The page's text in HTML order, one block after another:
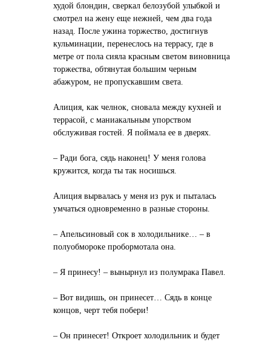
худой блондин, сверкал белозубой улыбкой и
смотрел на жену еще нежней, чем два года
назад. После ужина торжество, достигнув
кульминации, перенеслось на террасу, где в
метре от пола сияла красным светом виновница
торжества, обтянутая большим черным
абажуром, не пропускавшим света.
Алиция, как челнок, сновала между кухней и
террасой, с маниакальным упорством
обслуживая гостей. Я поймала ее в дверях.
– Ради бога, сядь наконец! У меня голова
кружится, когда ты так носишься.
Алиция вырвалась у меня из рук и пыталась
умчаться одновременно в разные стороны.
– Апельсиновый сок в холодильнике… – в
полуобмороке пробормотала она.
– Я принесу! – вынырнул из полумрака Павел.
– Вот видишь, он принесет… Сядь в конце
концов, черт тебя побери!
– Он принесет! Откроет холодильник и будет